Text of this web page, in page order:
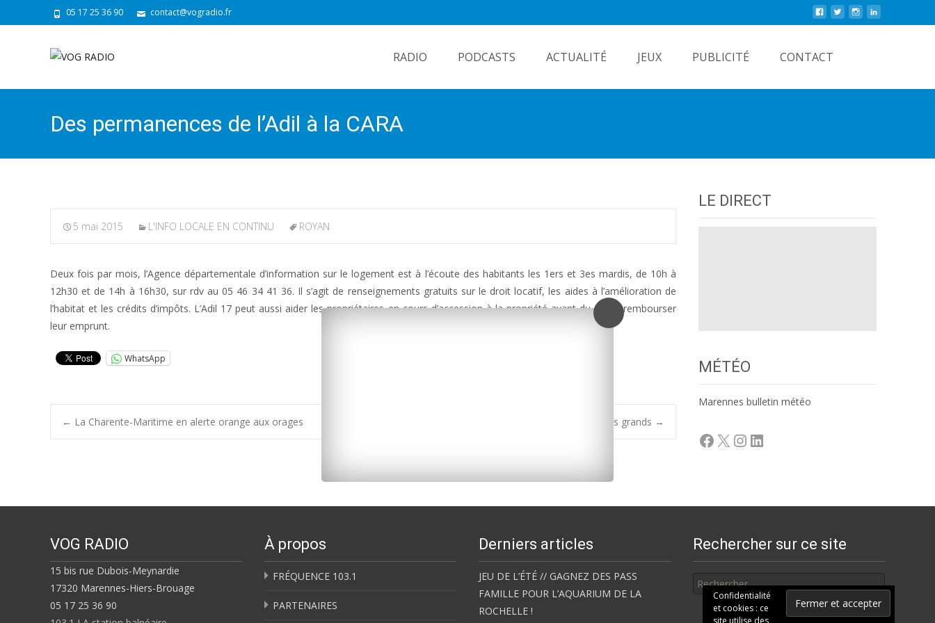
05 17 25 36 90 contact@vogradio.fr
RADIO PODCASTS ACTUALITÉ JEUX PUBLICITÉ CONTACT
Des permanences de l’Adil à la CARA
5 mai 2015 L'INFO LOCALE EN CONTINU ROYAN
Deux fois par mois, l’Agence départementale d’information sur le logement est à l’écoute des habitants les 1ers et 3es mardis, de 10h à
12h30 et de 14h à 16h30, sur rdv au 05 46 34 41 36. Il s’agit de renseignements gratuits sur le droit locatif, les aides à l’amélioration de
l’habitat et les crédits d’impôts. L’Adil 17 peut aussi aider les propriétaires en cours d’accession à la propriété ayant du mal à rembourser
leur emprunt.
WhatsApp
Post
← La Charente-Maritime en alerte orange aux orages La Banque alimentaire de Marennes va disposer de locaux plus grands →
LE DIRECT
MÉTÉO
Marennes bulletin météo
Facebook
X Instagram
LinkedIn
VOG RADIO
15 bis rue Dubois-Meynardie
17320 Marennes-Hiers-Brouage
05 17 25 36 90
À propos
FRÉQUENCE 103.1
PARTENAIRES
Derniers articles
JEU DE L’ÉTÉ // GAGNEZ DES PASS
FAMILLE POUR L’AQUARIUM DE LA
ROCHELLE !
Rechercher sur ce site
Confidentialité
et cookies : ce
site utilise des